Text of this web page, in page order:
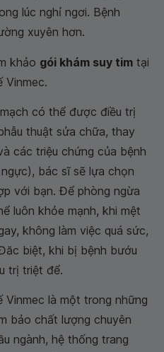
lúc nghỉ ngơi. Bệnh
xuyên hơn.
khảo gói khám suy tim tại
Vinmec.
có thể được điều trị
thuật sửa chữa, thay
các triệu chứng của bệnh
bác sĩ sẽ lựa chọn
với bạn. Để phòng ngừa
luôn khỏe mạnh, khi mệt
không làm việc quá sức,
biệt, khi bị bệnh bướu
trị triệt để.
là một trong những
bảo chất lượng chuyên
ngành, hệ thống trang